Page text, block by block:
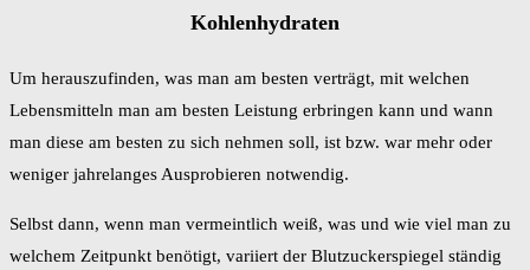
Kohlenhydraten
Um herauszufinden, was man am besten verträgt, mit welchen
Lebensmitteln man am besten Leistung erbringen kann und wann
man diese am besten zu sich nehmen soll, ist bzw. war mehr oder
weniger jahrelanges Ausprobieren notwendig.
Selbst dann, wenn man vermeintlich weiß, was und wie viel man zu
welchem Zeitpunkt benötigt, variiert der Blutzuckerspiegel ständig